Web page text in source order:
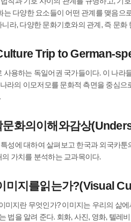
다양한 요소들이 어떤 관계를 맺음으
라, 다양한 문화기호와의 관계, 즉 문
Trip to German-
용하는 독일어권 국가들이다. 이 나라
라의 이모저모를 문화적 측면을 중심
화의이해와감상
성에 대하여 살펴보고 한국과 외국카
가치를 분석하는 교과목이다.
미지를읽는가?(Visual
미지란 무엇인가? 이미지는 우리의 삶
법을 알려 준다. 회화, 사진, 영화, 텔레